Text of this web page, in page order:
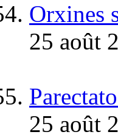
Orxines
25 août
25 août